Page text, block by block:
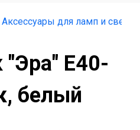
Аксессуары для ламп и
"Эра" Е40-
белый